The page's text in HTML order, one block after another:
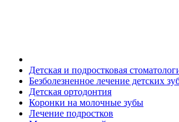
Детская и подростковая
Безболезненное лечение детских
Детская ортодонтия
Коронки на молочные зубы
Лечение подростков